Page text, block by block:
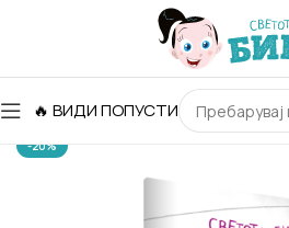
🔥 ВИДИ ПОПУСТИ
-20%